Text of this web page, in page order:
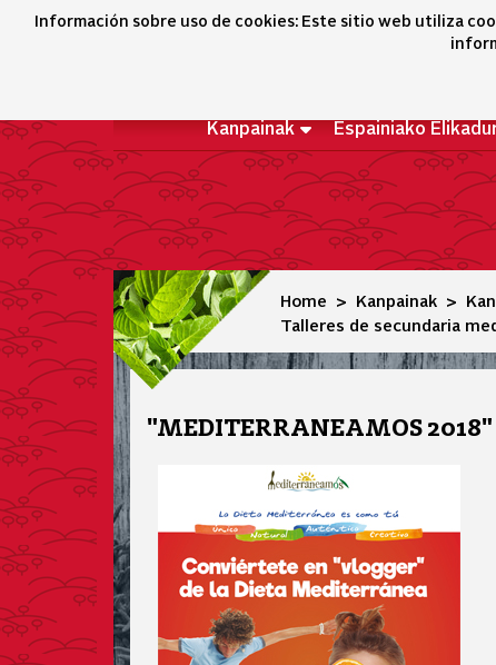
Información sobre uso de cookies: Este sitio web utiliza
Kanpainak Espainiako
Talleres de secundaria mediterraneamos 2018
Home Kanpainak
Talleres de secundaria
"MEDITERRANEAMOS 2018"